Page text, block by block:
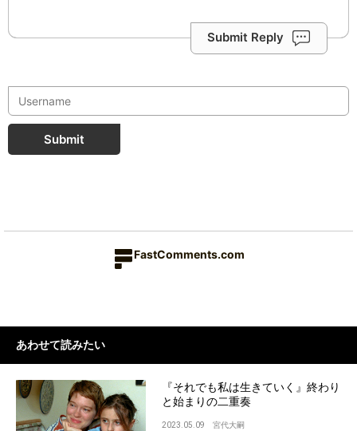
Submit Reply
Submit
FastComments.com
あわせて読みたい
『それでも私は生きていく』終わり
と始まりの二重奏
2023.05.09 宮代大嗣